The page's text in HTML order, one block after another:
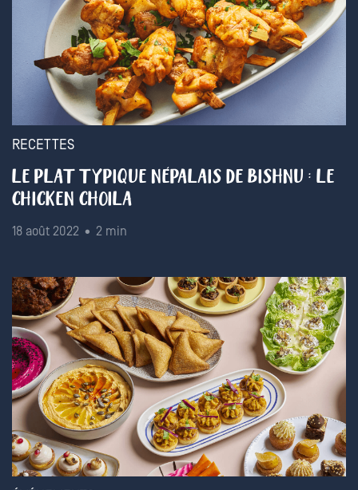
RECETTES
LE PLAT TYPIQUE NÉPALAIS DE BISHNU : LE
CHICKEN CHOILA
18 août 2022 • 2 min